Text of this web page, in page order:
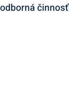
činnosť